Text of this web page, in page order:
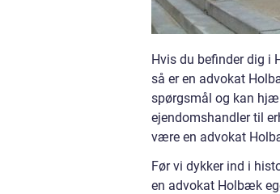
Hvis du befinder dig i
så er en advokat
spørgsmål og kan
ejendomshandler til
være en advokat
Før vi dykker ind i
en advokat Holbæk